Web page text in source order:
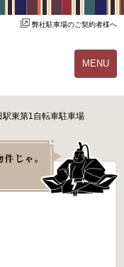
弊社駐車場のご契約者様へ
MENU
ご契約の流れ
駐輪場オーナー様へ
駅東第1自転車駐車場